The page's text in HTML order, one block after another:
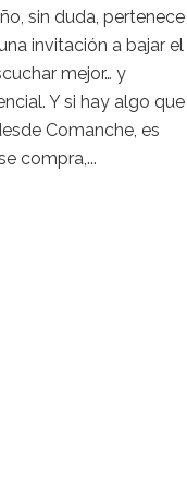
sin duda, pertenece
invitación a bajar el
mejor… y
Y si hay algo que
Comanche, es
compra,...